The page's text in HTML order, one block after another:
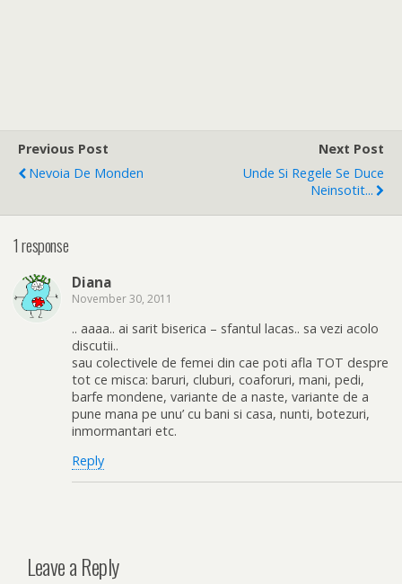
Previous Post
Nevoia De Monden
Next Post
Unde Si Regele Se Duce
Neinsotit...
1 response
Diana
November 30, 2011
.. aaaa.. ai sarit biserica – sfantul lacas.. sa vezi acolo
discutii..
sau colectivele de femei din cae poti afla TOT despre
tot ce misca: baruri, cluburi, coaforuri, mani, pedi,
barfe mondene, variante de a naste, variante de a
pune mana pe unu’ cu bani si casa, nunti, botezuri,
inmormantari etc.
Reply
Leave a Reply